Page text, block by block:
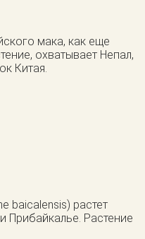
мака, как еще
охватывает Непал,
Китая.
baicalensis) растет
Прибайкалье. Растение